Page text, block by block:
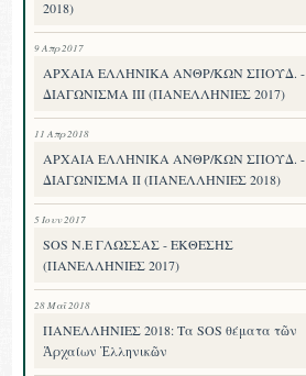
2018)
9 Απρ 2017
ΑΡΧΑΙΑ ΕΛΛΗΝΙΚΑ ΑΝΘΡ/ΚΩΝ ΣΠΟΥΔ. -
ΔΙΑΓΩΝΙΣΜΑ III (ΠΑΝΕΛΛΗΝΙΕΣ 2017)
11 Απρ 2018
ΑΡΧΑΙΑ ΕΛΛΗΝΙΚΑ ΑΝΘΡ/ΚΩΝ ΣΠΟΥΔ. -
ΔΙΑΓΩΝΙΣΜΑ II (ΠΑΝΕΛΛΗΝΙΕΣ 2018)
5 Ιουν 2017
SOS Ν.Ε ΓΛΩΣΣΑΣ - ΕΚΘΕΣΗΣ
(ΠΑΝΕΛΛΗΝΙΕΣ 2017)
28 Μαΐ 2018
ΠΑΝΕΛΛΗΝΙΕΣ 2018: Τα SOS θέματα τῶν
Ἀρχαίων Ἑλληνικῶν